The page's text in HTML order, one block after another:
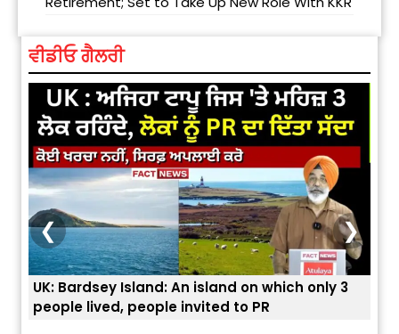
ਵੀਡੀਓ ਗੈਲਰੀ
UK: Bardsey Island: An island on which only 3
people lived, people invited to PR
❮ ❯